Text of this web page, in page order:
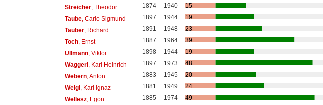
Streicher, Theodor 1874 1940
15
Taube, Carlo Sigmund 1897 1944
19
Tauber, Richard 1891 1948
23
Toch, Ernst 1887 1964
39
Ullmann, Viktor 1898 1944
19
Waggerl, Karl Heinrich 1897 1973
48
Webern, Anton 1883 1945
20
Weigl, Karl Ignaz 1881 1949
24
Wellesz, Egon 1885 1974
49